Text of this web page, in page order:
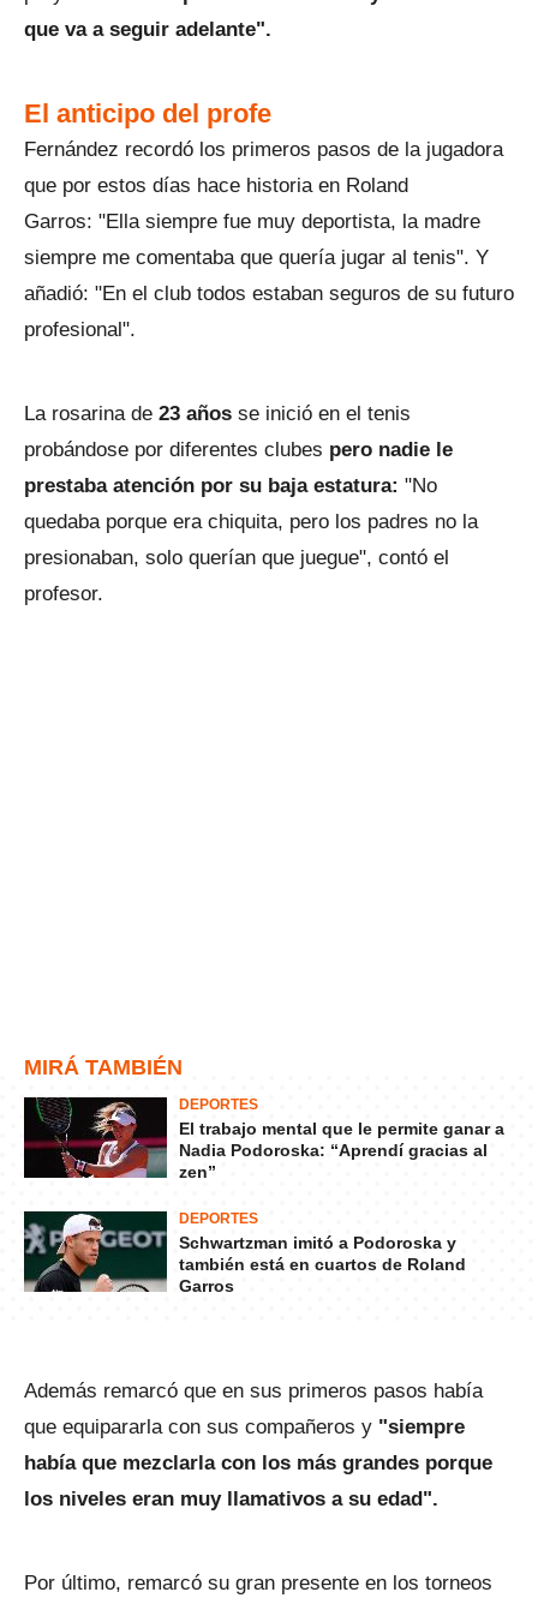
que va a seguir adelante".
El anticipo del profe
Fernández recordó los primeros pasos de la jugadora
que por estos días hace historia en Roland
Garros: "Ella siempre fue muy deportista, la madre
siempre me comentaba que quería jugar al tenis". Y
añadió: "En el club todos estaban seguros de su futuro
profesional".
La rosarina de 23 años se inició en el tenis
probándose por diferentes clubes pero nadie le
prestaba atención por su baja estatura: "No
quedaba porque era chiquita, pero los padres no la
presionaban, solo querían que juegue", contó el
profesor.
MIRÁ TAMBIÉN
DEPORTES
El trabajo mental que le permite ganar a
Nadia Podoroska: “Aprendí gracias al
zen”
DEPORTES
Schwartzman imitó a Podoroska y
también está en cuartos de Roland
Garros
Además remarcó que en sus primeros pasos había
que equipararla con sus compañeros y "siempre
había que mezclarla con los más grandes porque
los niveles eran muy llamativos a su edad".
Por último, remarcó su gran presente en los torneos